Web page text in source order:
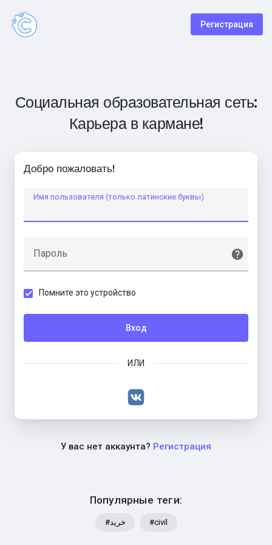
Регистрация
Социальная образовательная сеть:
Карьера в кармане!
Популярные теги:
#خرید #civil
Добро пожаловать!
Имя пользователя (только латинские буквы)
Пароль
Помните это устройство
Вход
ИЛИ
У вас нет аккаунта? Регистрация